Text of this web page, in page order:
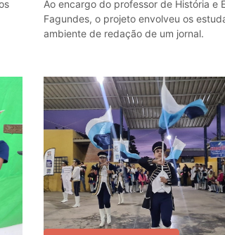
Ao encargo do professor de História e
Fagundes, o projeto envolveu os
ambiente de redação de um jornal.